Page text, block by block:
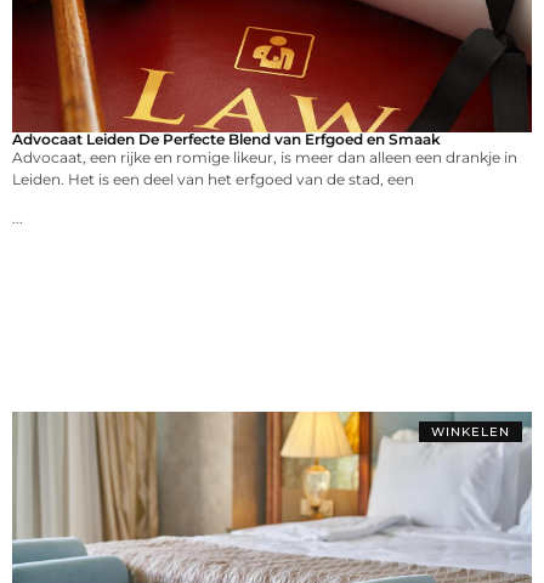
Advocaat Leiden De Perfecte Blend van Erfgoed en Smaak
Advocaat, een rijke en romige likeur, is meer dan alleen een drankje in
Leiden. Het is een deel van het erfgoed van de stad, een
...
WINKELEN